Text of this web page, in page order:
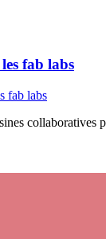
fab labs
collaboratives